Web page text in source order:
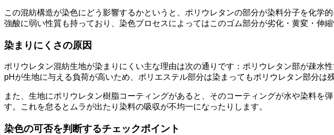
この混紡構造が染色にどう影響するかというと、ポリウレタンの部分が染料分子を化学
強酸に弱い性質も持っており、染色プロセスによってはこのゴム部分が劣化・黄変・伸
染まりにくさの原因
ポリウレタン混紡生地が染まりにくい主な理由は次の通りです：ポリウレタン部が疎水
pHが生地に与える負荷が高いため、ポリエステル部分は染まってもポリウレタン部分は
また、生地にポリウレタン樹脂コーティングがあると、そのコーティングが水や染料を
す。これを怠るとムラが出たり染料の吸収が不均一になったりします。
染色の可否を判断するチェックポイント